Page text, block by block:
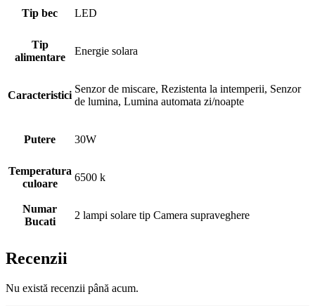
Tip bec LED
Tip
alimentare
Energie solara
Caracteristici
Senzor de miscare, Rezistenta la intemperii, Senzor
de lumina, Lumina automata zi/noapte
Putere 30W
Temperatura
culoare
6500 k
Numar
Bucati
2 lampi solare tip Camera supraveghere
Recenzii
Nu există recenzii până acum.